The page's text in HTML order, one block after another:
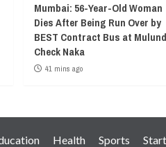
Mumbai: 56-Year-Old Woman
Dies After Being Run Over by
BEST Contract Bus at Mulund
Check Naka
41 mins ago
Health Sports